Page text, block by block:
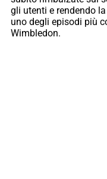
gli utenti e rendendo
uno degli episodi più
Wimbledon.